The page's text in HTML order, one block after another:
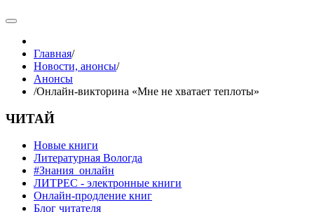
Главная/
Новости, анонсы/
Анонсы
/Онлайн-викторина «Мне не хватает теплоты»
ЧИТАЙ
Новые книги
Литературная Вологда
#Знания_онлайн
ЛИТРЕС - электронные книги
Онлайн-продление книг
Блог читателя